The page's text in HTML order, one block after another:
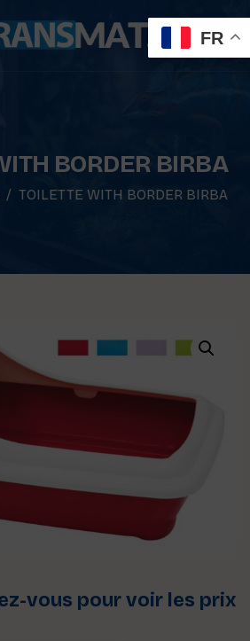
BORDER BIRBA
TOILETTE WITH BORDER BIRBA
vous pour voir les prix
FR